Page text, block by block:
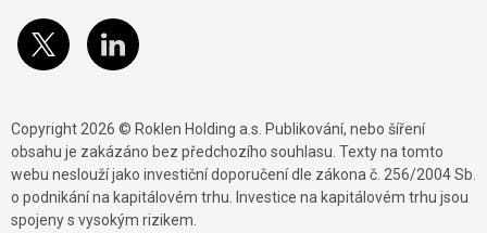
Copyright 2026 © Roklen Holding a.s. Publikování, nebo šíření
obsahu je zakázáno bez předchozího souhlasu. Texty na tomto
webu neslouží jako investiční doporučení dle zákona č. 256/2004 Sb.
o podnikání na kapitálovém trhu. Investice na kapitálovém trhu jsou
spojeny s vysokým rizikem.